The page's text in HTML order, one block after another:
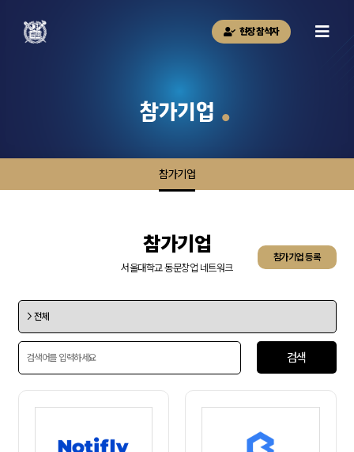
현장 참석자
참가기업
참가기업
참가기업 등록
참가기업
서울대학교 동문창업 네트워크
검색